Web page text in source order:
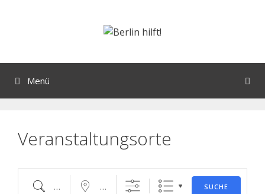
Menü
Veranstaltungsorte
SUCHE
mit vielen Veranstaltungen?